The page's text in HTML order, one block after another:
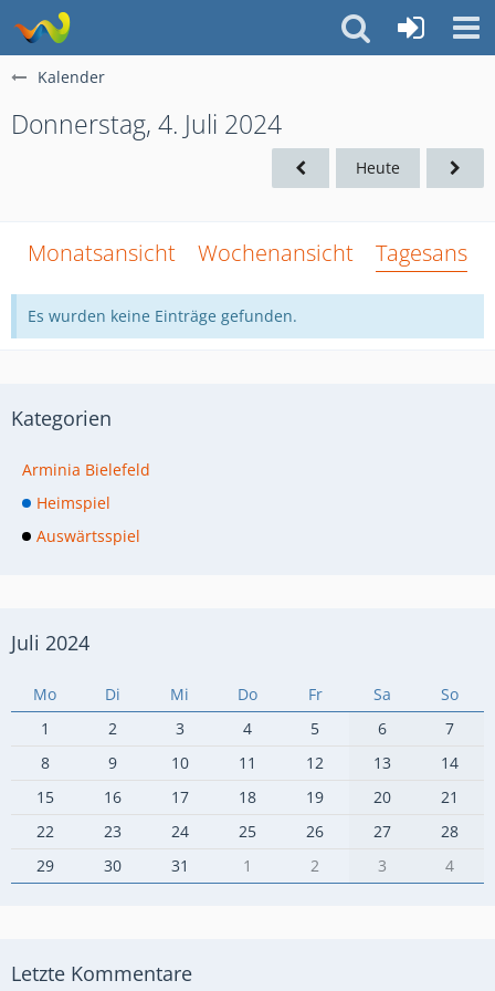
Kalender
Donnerstag, 4. Juli 2024
Heute
Monatsansicht Wochenansicht
Es wurden keine Einträge gefunden.
Kategorien
Arminia Bielefeld
Heimspiel
Auswärtsspiel
Juli 2024
Mo Di Mi Do Fr Sa
So
1
2 3 4 5 6
7
8
9 10 11 12 13
14
15
16 17 18 19 20
21
22
23 24 25 26 27
28
29
30 31 1 2 3 4
Letzte Kommentare